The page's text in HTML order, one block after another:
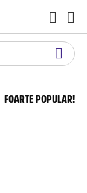
FOARTE POPULAR!